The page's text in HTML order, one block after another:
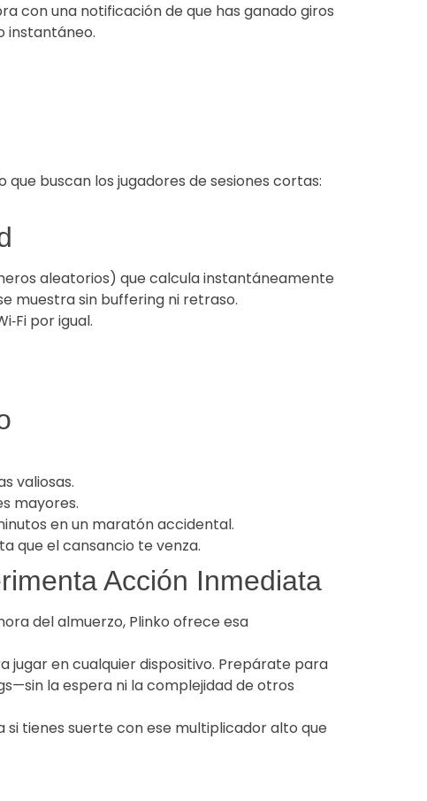
con una notificación de que has ganado giros
instantáneo.
buscan los jugadores de sesiones cortas:
aleatorios) que calcula instantáneamente
muestra sin buffering ni retraso.
por igual.
valiosas.
mayores.
en un maratón accidental.
que el cansancio te venza.
Acción Inmediata
del almuerzo, Plinko ofrece esa
jugar en cualquier dispositivo. Prepárate para
la espera ni la complejidad de otros
tienes suerte con ese multiplicador alto que